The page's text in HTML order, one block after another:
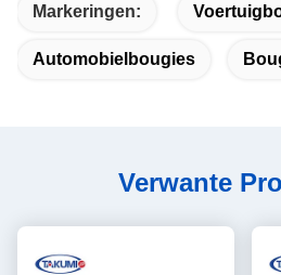
Markeringen:
Automobielbougies
Verwante